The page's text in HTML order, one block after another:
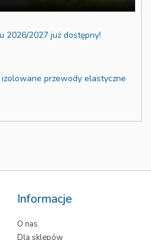
2026/2027 już dostępny!
przewody elastyczne
Informacje
O nas
Dla sklepów